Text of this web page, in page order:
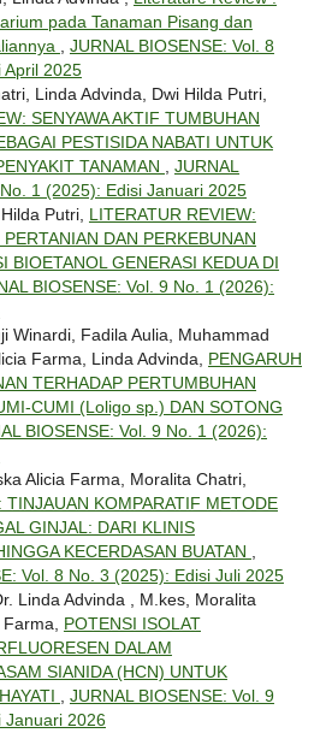
pada Tanaman Pisang dan
, JURNAL BIOSENSE: Vol. 8
April 2025
Linda Advinda, Dwi Hilda Putri,
SENYAWA AKTIF TUMBUHAN
PESTISIDA NABATI UNTUK
TANAMAN , JURNAL
1 (2025): Edisi Januari 2025
Putri, LITERATUR REVIEW:
DAN PERKEBUNAN
BIOETANOL GENERASI KEDUA DI
BIOSENSE: Vol. 9 No. 1 (2026):
Winardi, Fadila Aulia, Muhammad
Farma, Linda Advinda, PENGARUH
TERHADAP PERTUMBUHAN
CUMI (Loligo sp.) DAN SOTONG
BIOSENSE: Vol. 9 No. 1 (2026):
Alicia Farma, Moralita Chatri,
TINJAUAN KOMPARATIF METODE
GINJAL: DARI KLINIS
KECERDASAN BUATAN ,
Vol. 8 No. 3 (2025): Edisi Juli 2025
Linda Advinda , M.kes, Moralita
Farma, POTENSI ISOLAT
DALAM
SIANIDA (HCN) UNTUK
, JURNAL BIOSENSE: Vol. 9
Januari 2026